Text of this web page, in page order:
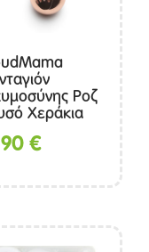
Ροζ
Χεράκια
€